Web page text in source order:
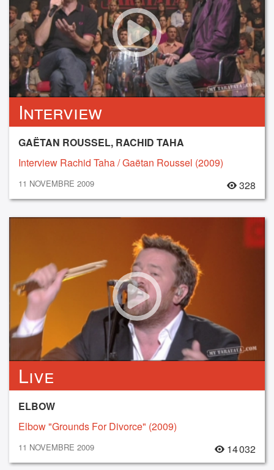
Interview
GAËTAN ROUSSEL, RACHID TAHA
Interview Rachid Taha / Gaëtan Roussel (2009)
11 NOVEMBRE 2009 328
Live
ELBOW
Elbow "Grounds For Divorce" (2009)
11 NOVEMBRE 2009 14 032